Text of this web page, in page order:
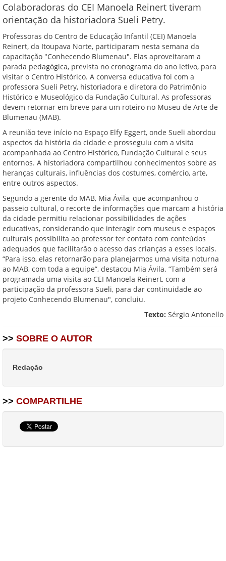
Colaboradoras do CEI Manoela Reinert tiveram
orientação da historiadora Sueli Petry.
Professoras do Centro de Educação Infantil (CEI) Manoela
Reinert, da Itoupava Norte, participaram nesta semana da
capacitação "Conhecendo Blumenau". Elas aproveitaram a
parada pedagógica, prevista no cronograma do ano letivo, para
visitar o Centro Histórico. A conversa educativa foi com a
professora Sueli Petry, historiadora e diretora do Patrimônio
Histórico e Museológico da Fundação Cultural. As professoras
devem retornar em breve para um roteiro no Museu de Arte de
Blumenau (MAB).
A reunião teve início no Espaço Elfy Eggert, onde Sueli abordou
aspectos da história da cidade e prosseguiu com a visita
acompanhada ao Centro Histórico, Fundação Cultural e seus
entornos. A historiadora compartilhou conhecimentos sobre as
heranças culturais, influências dos costumes, comércio, arte,
entre outros aspectos.
Segundo a gerente do MAB, Mia Ávila, que acompanhou o
passeio cultural, o recorte de informações que marcam a história
da cidade permitiu relacionar possibilidades de ações
educativas, considerando que interagir com museus e espaços
culturais possibilita ao professor ter contato com conteúdos
adequados que facilitarão o acesso das crianças a esses locais.
“Para isso, elas retornarão para planejarmos uma visita noturna
ao MAB, com toda a equipe”, destacou Mia Ávila. “Também será
programada uma visita ao CEI Manoela Reinert, com a
participação da professora Sueli, para dar continuidade ao
projeto Conhecendo Blumenau", concluiu.
Texto: Sérgio Antonello
>> SOBRE O AUTOR
Redação
>> COMPARTILHE